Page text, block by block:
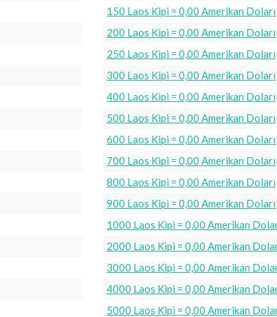
150 Laos Kipi = 0,00 Amerikan Doları
200 Laos Kipi = 0,00 Amerikan Doları
250 Laos Kipi = 0,00 Amerikan Doları
300 Laos Kipi = 0,00 Amerikan Doları
400 Laos Kipi = 0,00 Amerikan Doları
500 Laos Kipi = 0,00 Amerikan Doları
600 Laos Kipi = 0,00 Amerikan Doları
700 Laos Kipi = 0,00 Amerikan Doları
800 Laos Kipi = 0,00 Amerikan Doları
900 Laos Kipi = 0,00 Amerikan Doları
1000 Laos Kipi = 0,00 Amerikan
2000 Laos Kipi = 0,00 Amerikan
3000 Laos Kipi = 0,00 Amerikan
4000 Laos Kipi = 0,00 Amerikan
5000 Laos Kipi = 0,00 Amerikan